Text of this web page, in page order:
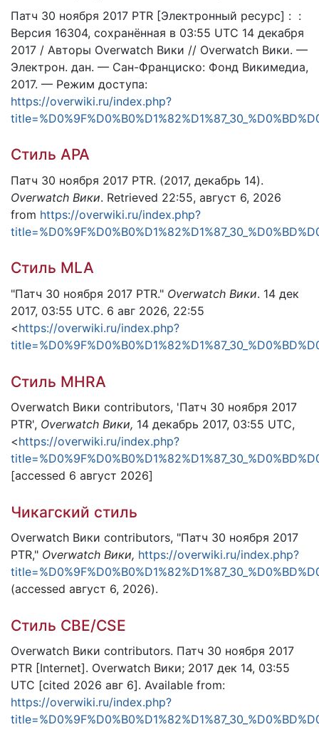
Патч 30 ноября 2017 PTR [Электронный ресурс] : :
Версия 16304, сохранённая в 03:55 UTC 14 декабря
2017 / Авторы Overwatch Вики // Overwatch Вики. —
Электрон. дан. — Сан-Франциско: Фонд Викимедиа,
2017. — Режим доступа:
https://overwiki.ru/index.php?
Стиль APA
Патч 30 ноября 2017 PTR. (2017, декабрь 14).
Overwatch Вики. Retrieved 22:55, август 6, 2026
from https://overwiki.ru/index.php?
Стиль MLA
"Патч 30 ноября 2017 PTR." Overwatch Вики. 14 дек
2017, 03:55 UTC. 6 авг 2026, 22:55
<https://overwiki.ru/index.php?
Стиль MHRA
Overwatch Вики contributors, 'Патч 30 ноября 2017
PTR', Overwatch Вики, 14 декабрь 2017, 03:55 UTC,
<https://overwiki.ru/index.php?
[accessed 6 август 2026]
Чикагский стиль
Overwatch Вики contributors, "Патч 30 ноября 2017
PTR," Overwatch Вики, https://overwiki.ru/index.php?
(accessed август 6, 2026).
Стиль CBE/CSE
Overwatch Вики contributors. Патч 30 ноября 2017
PTR [Internet]. Overwatch Вики; 2017 дек 14, 03:55
UTC [cited 2026 авг 6]. Available from:
https://overwiki.ru/index.php?